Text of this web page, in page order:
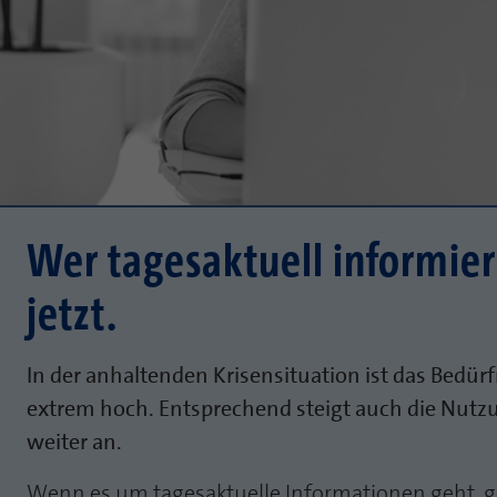
Wer tagesaktuell
jetzt.
In der anhaltenden Krisensituation ist das
extrem hoch. Entsprechend steigt auch die
weiter an.